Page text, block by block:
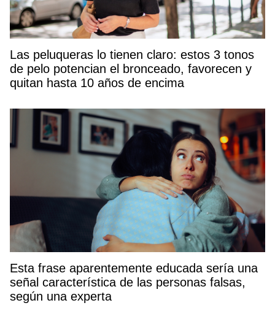
Las peluqueras lo tienen claro: estos 3 tonos
de pelo potencian el bronceado, favorecen y
quitan hasta 10 años de encima
Esta frase aparentemente educada sería una
señal característica de las personas falsas,
según una experta